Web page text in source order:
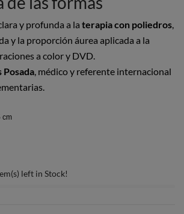
y profunda a la terapia con poliedros,
y la proporción áurea aplicada a la
a color y DVD.
Posada, médico y referente internacional
cm
left in Stock!